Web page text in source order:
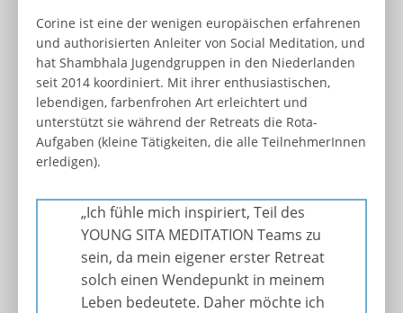
Corine ist eine der wenigen europäischen erfahrenen
und authorisierten Anleiter von Social Meditation, und
hat Shambhala Jugendgruppen in den Niederlanden
seit 2014 koordiniert. Mit ihrer enthusiastischen,
lebendigen, farbenfrohen Art erleichtert und
unterstützt sie während der Retreats die Rota-
Aufgaben (kleine Tätigkeiten, die alle TeilnehmerInnen
erledigen).
„Ich fühle mich inspiriert, Teil des
YOUNG SITA MEDITATION Teams zu
sein, da mein eigener erster Retreat
solch einen Wendepunkt in meinem
Leben bedeutete. Daher möchte ich